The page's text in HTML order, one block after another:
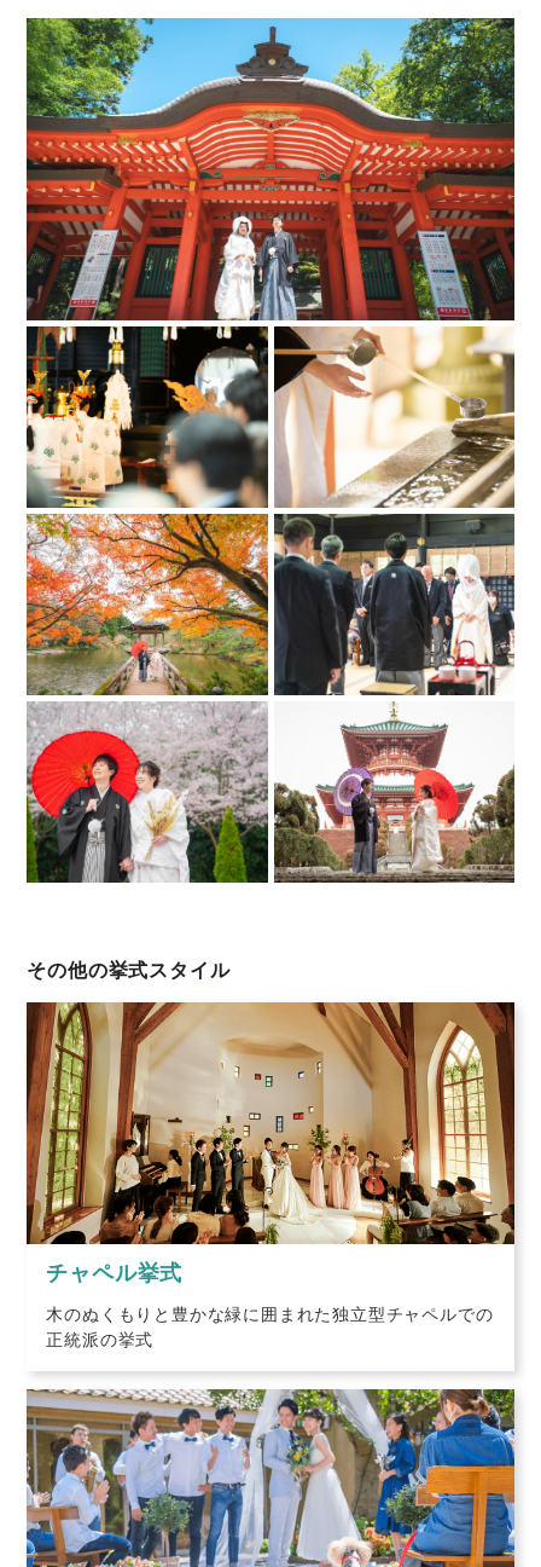
その他の挙式スタイル
チャペル挙式
木のぬくもりと豊かな緑に囲まれた独立型チャペルでの
正統派の挙式